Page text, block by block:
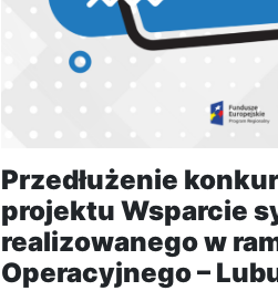
Przedłużenie
projektu Wsparcie
realizowanego w
Operacyjnego –